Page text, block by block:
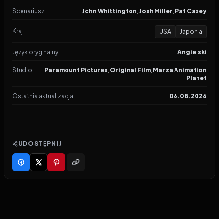
Scenariusz John Whittington, Josh Miller, Pat Casey
Kraj USA Japonia
Język oryginalny Angielski
Studio Paramount Pictures, Original Film, Marza Animation
Planet
Ostatnia aktualizacja 06.08.2026
UDOSTĘPNIJ